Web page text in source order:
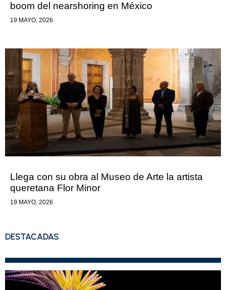
boom del nearshoring en México
19 MAYO, 2026
Llega con su obra al Museo de Arte la artista
queretana Flor Minor
19 MAYO, 2026
DESTACADAS